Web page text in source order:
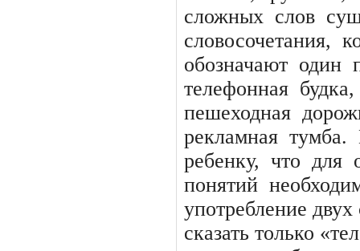
сложных слов
словосочетания,
обозначают один
телефонная будка,
пешеходная
рекламная тумба.
ребенку, что для
понятий
употребление
сказать только